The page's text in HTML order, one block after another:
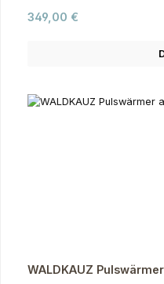
Regulärer Preis:
349,00 €
WALDKAUZ